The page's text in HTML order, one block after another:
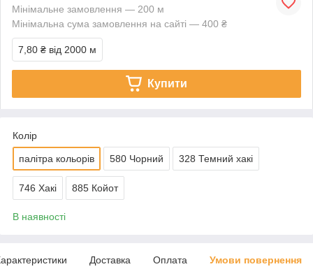
Мінімальне замовлення — 200 м
Мінімальна сума замовлення на сайті — 400 ₴
7,80 ₴ від 2000 м
Купити
Колір
палітра кольорів 580 Чорний 328 Темний хакі
746 Хакі 885 Койот
В наявності
Доставка Оплата Умови повернення